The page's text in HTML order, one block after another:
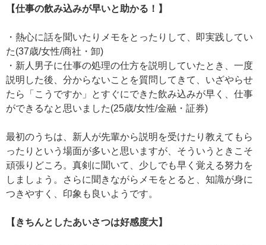
【仕事の飲み込みが早いと助かる！】
・熱心に話を聞いたりメモをとったりして、即実践してい
た(37歳/女性/商社・卸)
・新人男子に仕事の処理の仕方を説明していたとき、一度
説明した後、分からないことを質問してきて、いざやらせ
たら「こうですか」とすぐにできた飲み込みが早く、仕事
ができるなと思いました(25歳/女性/金融・証券)
最初のうちは、新人が先輩から説明を受けたり教えてもら
ったりという場面が多いと思いますが、そういうときこそ
頑張りどころ。真剣に聞いて、少しでも早く覚える努力を
しましょう。さらに聞きながらメモをとると、知識が身に
つきやすく、印象も良いようです。
【きちんとしたあいさつは好感度大】